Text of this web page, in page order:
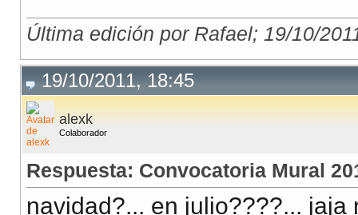
Última edición por Rafael; 19/10/
19/10/2011, 18:45
alexk
Colaborador
Respuesta: Convocatoria Mural
navidad?... en julio????...